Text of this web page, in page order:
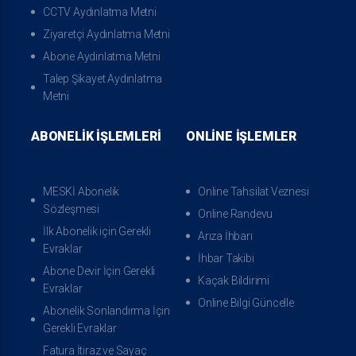
Genel Müdür Yardımcısı - 3
CCTV Aydınlatma Metni
Ziyaretçi Aydınlatma Metni
Abone Aydınlatma Metni
Talep Şikayet Aydınlatma
Metni
ABONELIK İŞLEMLERI
MESKİ Abonelik
Sözleşmesi
İlk Abonelik için Gerekli
Evraklar
Abone Devir İçin Gerekli
Evraklar
Abonelik Sonlandırma İçin
Gerekli Evraklar
Fatura İtiraz ve Sayaç
ONLINE İŞLEMLER
Online Tahsilat Veznesi
Online Randevu
Arıza İhbarı
İhbar Takibi
Kaçak Bildirimi
Online Bilgi Güncelle